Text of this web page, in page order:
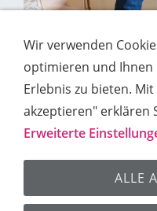
Wir verwenden
optimieren und Ihnen
Erlebnis zu bieten.
akzeptieren" erklären
Erweiterte
ALLE